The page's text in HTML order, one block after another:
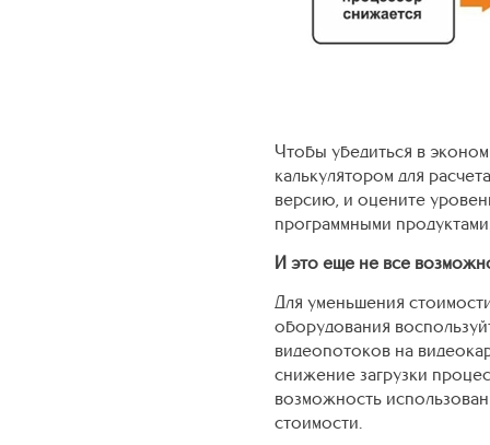
Чтобы убедиться в
калькулятором для
версию, и оцените
программными
И это еще не все
Для уменьшения
оборудования
видеопотоков на
снижение загрузки
возможность
стоимости.